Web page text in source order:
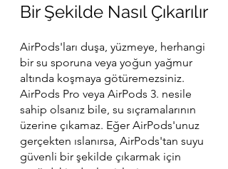
Bir Şekilde Nasıl Çıkarılır
AirPods'ları duşa, yüzmeye, herhangi
bir su sporuna veya yoğun yağmur
altında koşmaya götüremezsiniz.
AirPods Pro veya AirPods 3. nesile
sahip olsanız bile, su sıçramalarının
üzerine çıkamaz. Eğer AirPods'unuz
gerçekten ıslanırsa, AirPods'tan suyu
güvenli bir şekilde çıkarmak için